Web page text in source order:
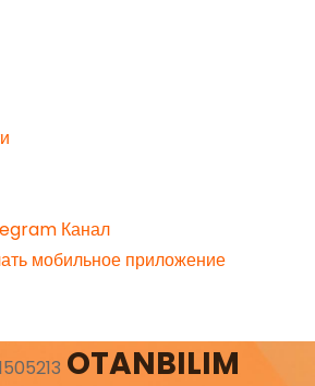
Канал
мобильное приложение
OTANBILIM